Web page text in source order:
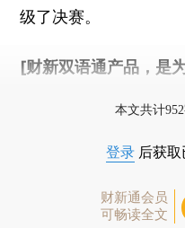
级了决赛。
[财新双语通产品，是
本文共计
登录 后获
财新通会员
可畅读全文